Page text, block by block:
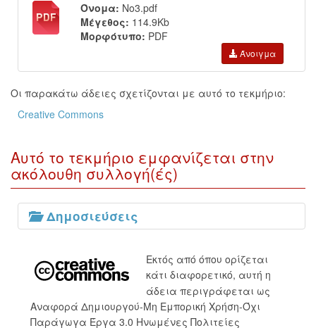
Όνομα: No3.pdf
Μέγεθος: 114.9Kb
Μορφότυπο: PDF
Άνοιγμα
Οι παρακάτω άδειες σχετίζονται με αυτό το τεκμήριο:
Creative Commons
Αυτό το τεκμήριο εμφανίζεται στην
ακόλουθη συλλογή(ές)
Δημοσιεύσεις
Εκτός από όπου ορίζεται
κάτι διαφορετικό, αυτή η
άδεια περιγράφεται ως
Αναφορά Δημιουργού-Μη Εμπορική Χρήση-Όχι
Παράγωγα Έργα 3.0 Ηνωμένες Πολιτείες